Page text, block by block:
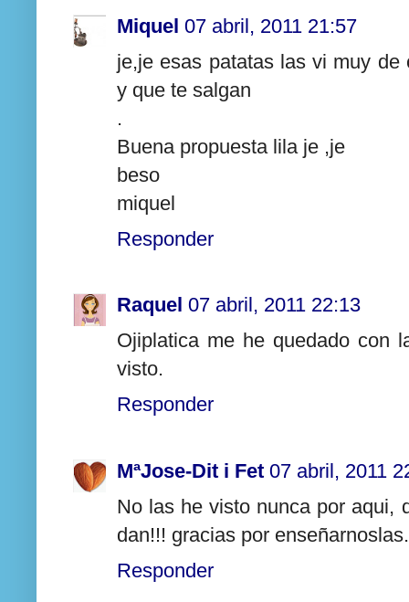
Miquel 07 abril, 2011 21:57
je,je esas patatas las vi muy
y que te salgan
.
Buena propuesta lila je ,je
beso
miquel
Responder
Raquel 07 abril, 2011 22:13
Ojiplatica me he quedado con
visto.
Responder
MªJose-Dit i Fet 07 abril, 2011
No las he visto nunca por aqui,
dan!!! gracias por
Responder